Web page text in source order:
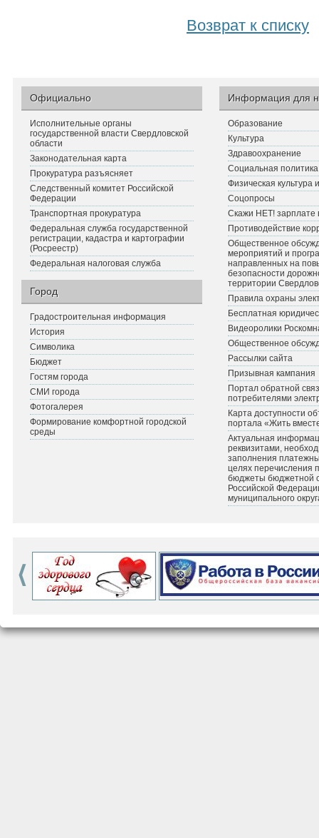
Возврат к списку
Официально
Исполнительные органы
государственной власти Свердловской
области
Законодательная карта
Прокуратура разъясняет
Следственный комитет Российской
Федерации
Транспортная прокуратура
Федеральная служба государственной
регистрации, кадастра и картографии
(Росреестр)
Федеральная налоговая служба
Город
Градостроительная информация
История
Символика
Бюджет
Гостям города
СМИ города
Фотогалерея
Формирование комфортной городской
среды
Информация для
Образование
Культура
Здравоохранение
Социальная политика
Физическая культура
Соцопросы
Скажи НЕТ! зарплате
Противодействие
Общественное
мероприятий и
направленных на
безопасности
территории
Правила охраны
Бесплатная
Видеоролики
Общественное
Рассылки сайта
Призывная кампания
Портал обратной
потребителями
Карта доступности
портала «Жить
Актуальная
реквизитами,
заполнения
целях перечисления
бюджеты бюджетной
Российской
муниципального